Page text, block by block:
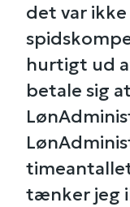
det var ikke
hurtigt ud
betale sig
tænker jeg